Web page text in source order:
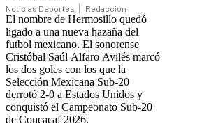
Noticias Deportes Redacción
El nombre de Hermosillo quedó
ligado a una nueva hazaña del
futbol mexicano. El sonorense
Cristóbal Saúl Alfaro Avilés marcó
los dos goles con los que la
Selección Mexicana Sub-20
derrotó 2-0 a Estados Unidos y
conquistó el Campeonato Sub-20
de Concacaf 2026.